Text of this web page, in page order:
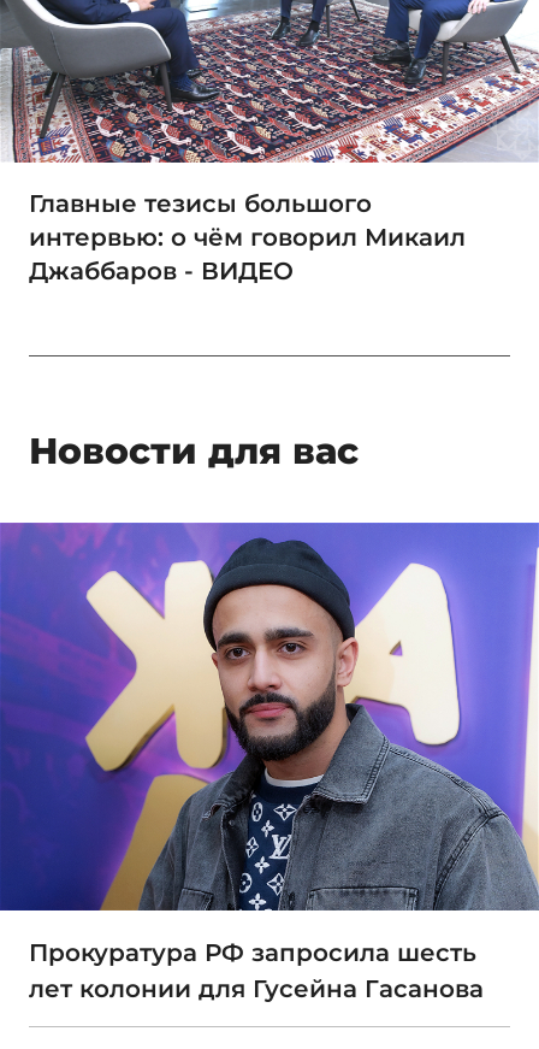
Главные тезисы большого
интервью: о чём говорил Микаил
Джаббаров - ВИДЕО
Новости для вас
Прокуратура РФ запросила шесть
лет колонии для Гусейна Гасанова